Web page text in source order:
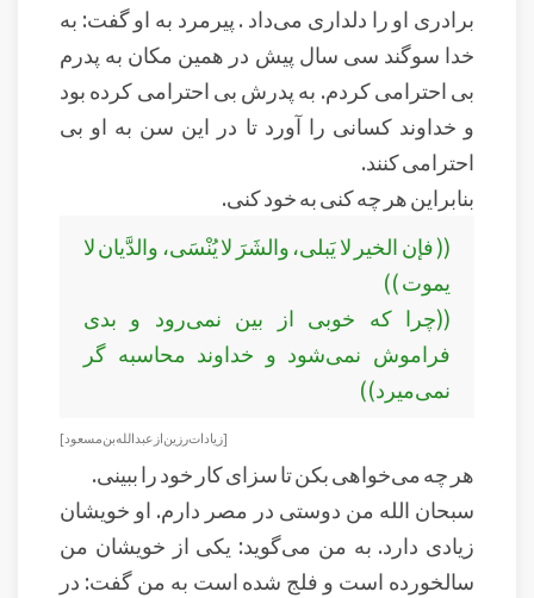
برادری او را دلداری می‌داد . پیرمرد به او گفت: به
خدا سوگند سی سال پیش در همین مکان به پدرم
بی احترامی کردم. به پدرش بی احترامی کرده بود
و خداوند کسانی را آورد تا در این سن به او بی
احترامی کنند.
بنابراین هر چه کنی به خود کنی.
(( فإن الخير لا يَبلى، والشَرَ لا يُنْسَى، والدَّيان لا
يموت ))
((چرا که خوبی از بین نمی‌رود و بدی
فراموش نمی‌شود و خداوند محاسبه گر
نمی‌میرد))
[زيادات رزين از عبد الله بن مسعود ]
هر چه می‌خواهی بکن تا سزای کار خود را ببینی.
سبحان الله من دوستی در مصر دارم. او خویشان
زیادی دارد. به من می‌گوید: یکی از خویشان من
سالخورده است و فلج شده است به من گفت: در